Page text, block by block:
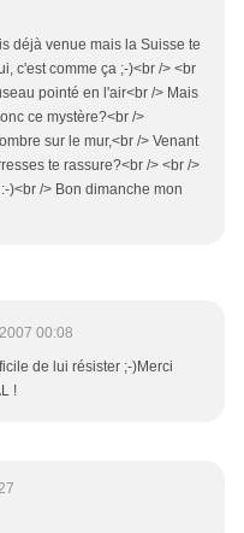
déjà venue mais la Suisse te
c'est comme ça ;-)<br /> <br
pointé en l'air<br /> Mais
ce mystère?<br />
sur le mur,<br /> Venant
te rassure?<br /> <br />
)<br /> Bon dimanche mon
00:08
de lui résister ;-)Merci
!